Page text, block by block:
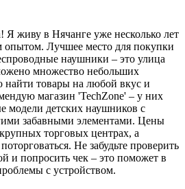
Я живу в Нячанге уже несколько лет
опытом. Лучшее место для покупки
наушники – это улица
множество небольших
найти товары на любой вкус и
магазин 'TechZone' – у них
модели детских наушников с
забавными элементами. Цены
торговых центрах, а
Не забудьте проверить
и попросить чек – это поможет в
с устройством.